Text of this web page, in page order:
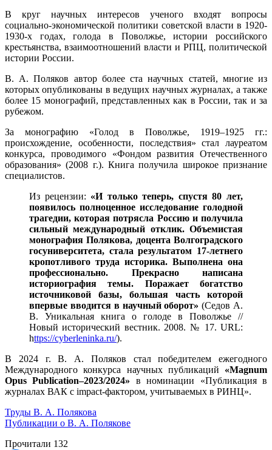
В круг научных интересов ученого входят вопросы
социально-экономической политики советской власти в 1920-
1930-х годах, голода в Поволжье, истории российского
крестьянства, взаимоотношений власти и РПЦ, политической
истории России.
В. А. Поляков автор более ста научных статей, многие из
которых опубликованы в ведущих научных журналах, а также
более 15 монографий, представленных как в России, так и за
рубежом.
За монографию «Голод в Поволжье, 1919–1925 гг.:
происхождение, особенности, последствия» стал лауреатом
конкурса, проводимого «Фондом развития Отечественного
образования» (2008 г.). Книга получила широкое признание
специалистов.
Из рецензии: «И только теперь, спустя 80 лет,
появилось полноценное исследование голодной
трагедии, которая потрясла Россию и получила
сильный международный отклик. Объемистая
монография Полякова, доцента Волгоградского
госуниверситета, стала результатом 17-летнего
кропотливого труда историка. Выполнена она
профессионально. Прекрасно написана
историография темы. Поражает богатство
источниковой базы, большая часть которой
впервые вводится в научный оборот» (Седов А.
В. Уникальная книга о голоде в Поволжье //
Новый исторический вестник. 2008. № 17. URL:
https://cyberleninka.ru/).
В 2024 г. В. А. Поляков стал победителем ежегодного
Международного конкурса научных публикаций «Magnum
Opus Publication–2023/2024» в номинации «Публикация в
журналах ВАК с impact-фактором, учитываемых в РИНЦ».
Труды В. А. Полякова
Публикации о В. А. Полякове
Прочитали 132